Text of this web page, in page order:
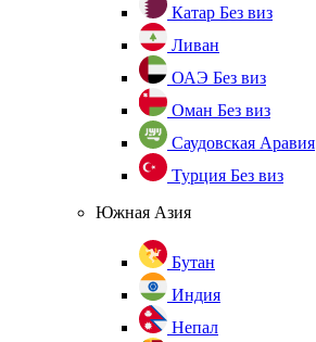
Катар Без виз
Ливан
ОАЭ Без виз
Оман Без виз
Саудовская Аравия
Турция Без виз
Южная Азия
Бутан
Индия
Непал